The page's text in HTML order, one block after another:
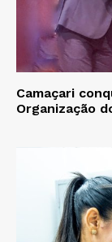
Camaçari
Organização